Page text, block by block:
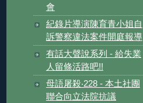
會
紀錄片導演陳育青小姐自
訴警察違法案件開庭報導
有話大聲說系列 - 給失業
人留條活路吧!!
母語屠殺‧228 - 本土社團
聯合向立法院抗議